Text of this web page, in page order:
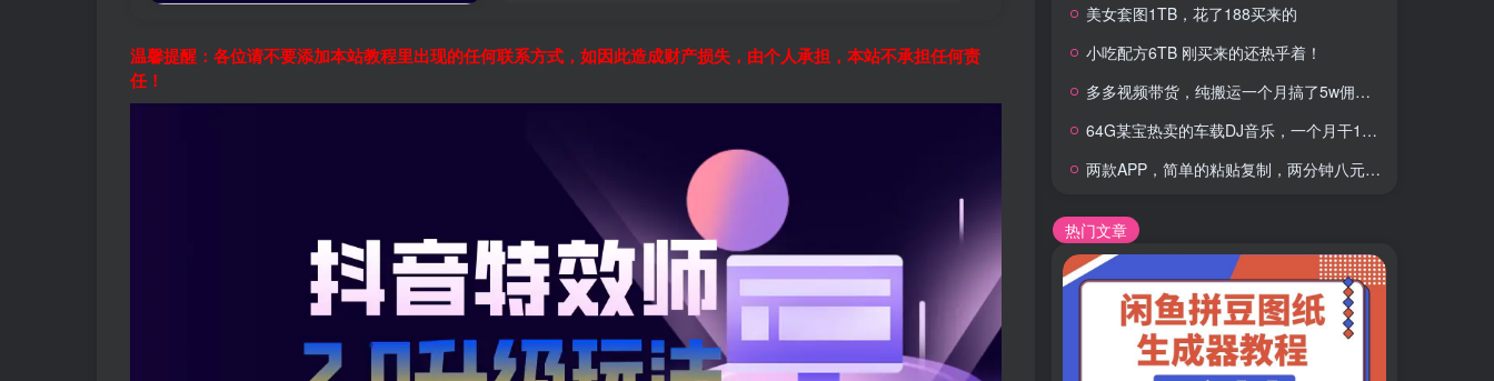
温馨提醒：各位请不要添加本站教程里出现的任何联系方式，如因此造成财产损失，由个人承担，本站不承担任何责
任！
美女套图1TB，花了188买来的
小吃配方6TB 刚买来的还热乎着！
多多视频带货，纯搬运一个月搞了5w佣金，小白也能操作
64G某宝热卖的车载DJ音乐，一个月干100W+利润
两款APP，简单的粘贴复制，两分钟八元钱，无限做，执行就有收入
热门文章